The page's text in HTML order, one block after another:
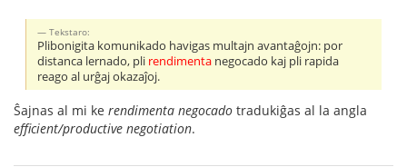
Tekstaro:
Plibonigita komunikado havigas multajn avantaĝojn: por
distanca lernado, pli rendimenta negocado kaj pli rapida
reago al urĝaj okazaĵoj.
Ŝajnas al mi ke rendimenta negocado tradukiĝas al la angla
efficient/productive negotiation.